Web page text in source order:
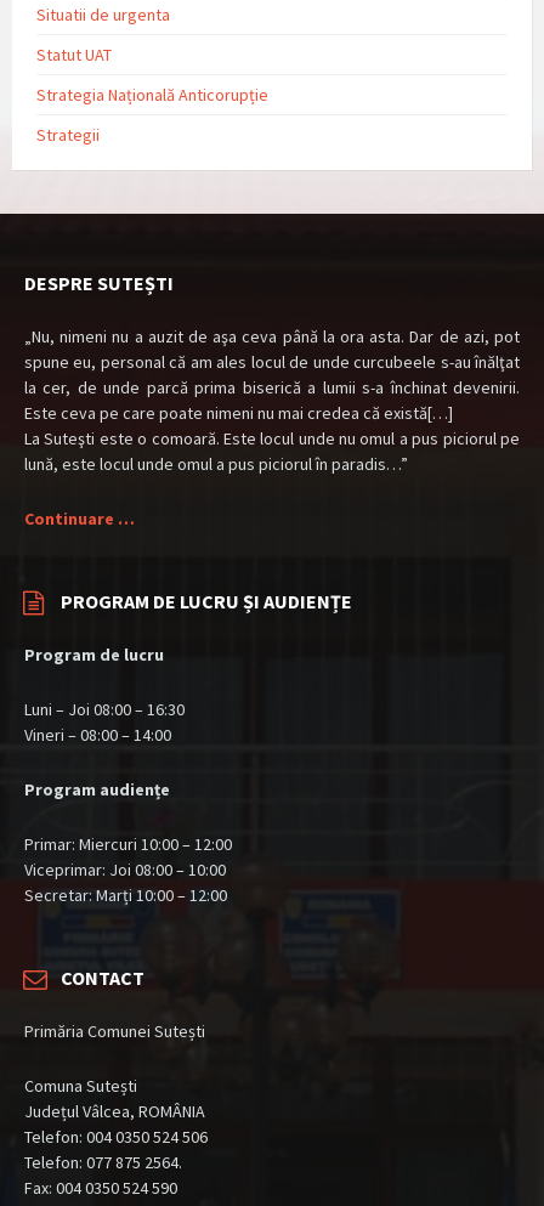
Situatii de urgenta
Statut UAT
Strategia Națională Anticorupție
Strategii
DESPRE SUTEȘTI
„Nu, nimeni nu a auzit de aşa ceva până la ora asta. Dar de azi, pot
spune eu, personal că am ales locul de unde curcubeele s-au înălţat
la cer, de unde parcă prima biserică a lumii s-a închinat devenirii.
Este ceva pe care poate nimeni nu mai credea că există[…]
La Suteşti este o comoară. Este locul unde nu omul a pus piciorul pe
lună, este locul unde omul a pus piciorul în paradis…”
Continuare …
PROGRAM DE LUCRU ȘI AUDIENȚE
Program de lucru
Luni – Joi 08:00 – 16:30
Vineri – 08:00 – 14:00
Program audiențe
Primar: Miercuri 10:00 – 12:00
Viceprimar: Joi 08:00 – 10:00
Secretar: Marți 10:00 – 12:00
CONTACT
Primăria Comunei Sutești
Comuna Sutești
Județul Vâlcea, ROMÂNIA
Telefon: 004 0350 524 506
Telefon: 077 875 2564.
Fax: 004 0350 524 590